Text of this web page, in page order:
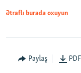
Ətraflı burada oxuyun
Paylaş PDF